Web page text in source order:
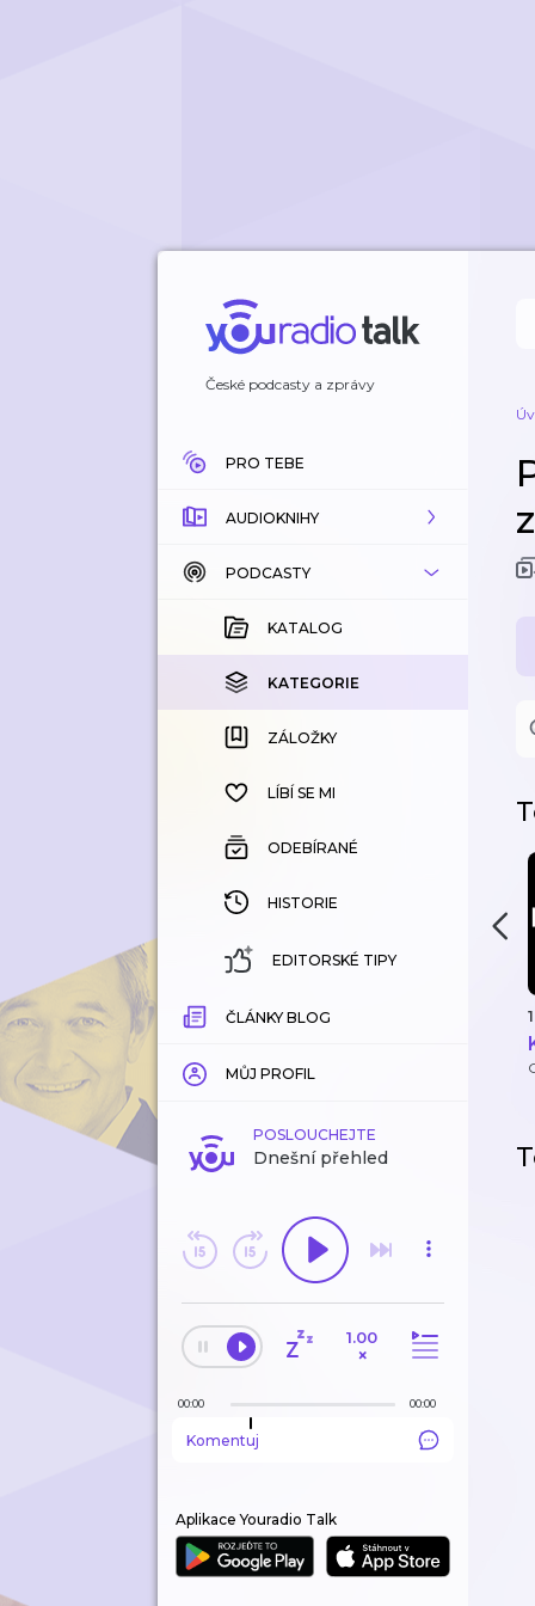
České podcasty a zprávy
PRO TEBE
AUDIOKNIHY
KATALOG
KOUPENÉ
KATEGORIE
ZÁLOŽKY
HISTORIE
PODCASTY
KATALOG
KATEGORIE
ZÁLOŽKY
LÍBÍ SE MI
ODEBÍRANÉ
HISTORIE
EDITORSKÉ TIPY
ČLÁNKY BLOG
MŮJ PROFIL
POSLOUCHEJTE
Dnešní přehled
1.00
×
00:00 00:00
Komentuj
Aplikace Youradio Talk